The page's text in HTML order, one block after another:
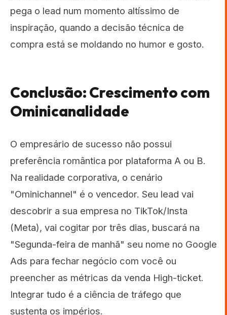
pega o lead num momento altíssimo de
inspiração, quando a decisão técnica de
compra está se moldando no humor e gosto.
Conclusão: Crescimento com
Ominicanalidade
O empresário de sucesso não possui
preferência romântica por plataforma A ou B.
Na realidade corporativa, o cenário
"Ominichannel" é o vencedor. Seu lead vai
descobrir a sua empresa no TikTok/Insta
(Meta), vai cogitar por três dias, buscará na
"Segunda-feira de manhã" seu nome no Google
Ads para fechar negócio com você ou
preencher as métricas da venda High-ticket.
Integrar tudo é a ciência de tráfego que
sustenta os impérios.